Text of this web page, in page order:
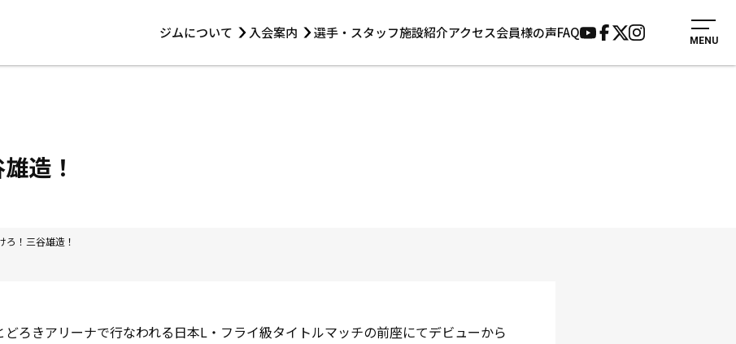
ジムについて 入会案内 選手・スタッフ施設紹介アクセス会員様の声FAQ MENU
造！
ろ！三谷雄造！
どろきアリーナで行なわれる日本L・フライ級タイトルマッチの前座にてデビューから